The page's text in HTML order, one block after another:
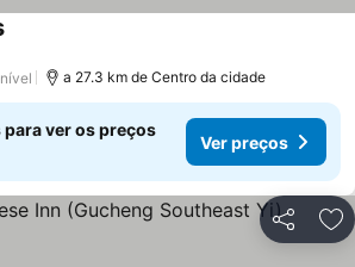
a 27.3 km de Centro da cidade
para ver os preços
Ver preços
Partilhar